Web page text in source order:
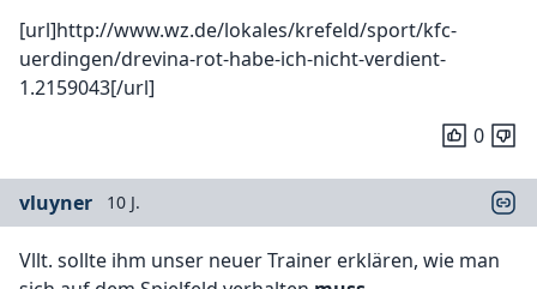
[url]http://www.wz.de/lokales/krefeld/sport/kfc-
uerdingen/drevina-rot-habe-ich-nicht-verdient-
1.2159043[/url]
0
vluyner 10 J.
Vllt. sollte ihm unser neuer Trainer erklären, wie man